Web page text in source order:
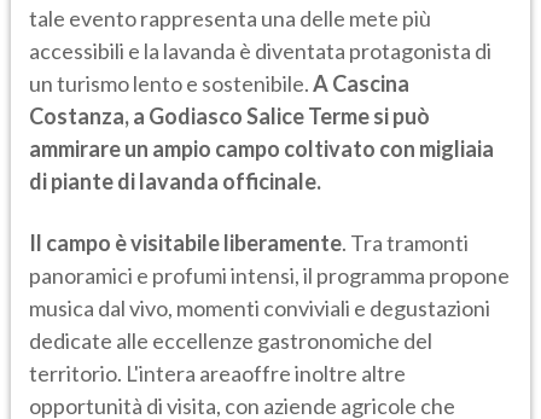
tale evento rappresenta una delle mete più
accessibili e la lavanda è diventata protagonista di
un turismo lento e sostenibile.A Cascina
Costanza, a Godiasco Salice Terme si può
ammirare un ampio campo coltivato con migliaia
di piante di lavanda officinale.
Il campo è visitabile liberamente. Tra tramonti
panoramici e profumi intensi, il programma propone
musica dal vivo, momenti conviviali e degustazioni
dedicate alle eccellenze gastronomiche del
territorio. L'intera areaoffre inoltre altre
opportunità di visita, con aziende agricole che